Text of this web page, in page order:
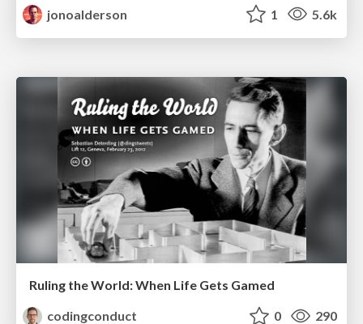
jonoalderson
1 5.6k
Ruling the World: When Life Gets Gamed
codingconduct
0 290